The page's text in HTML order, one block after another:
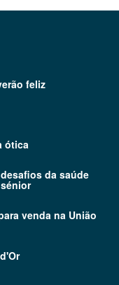
feliz
ótica
da saúde
venda na União